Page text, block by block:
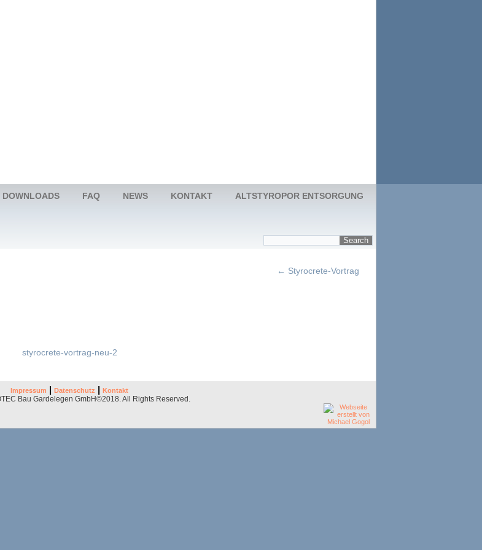
DOWNLOADS FAQ NEWS KONTAKT ALTSTYROPOR ENTSORGUNG
← Styrocrete-Vortrag
styrocrete-vortrag-neu-2
Impressum | Datenschutz | Kontakt
Bau Gardelegen GmbH©2018. All Rights Reserved.